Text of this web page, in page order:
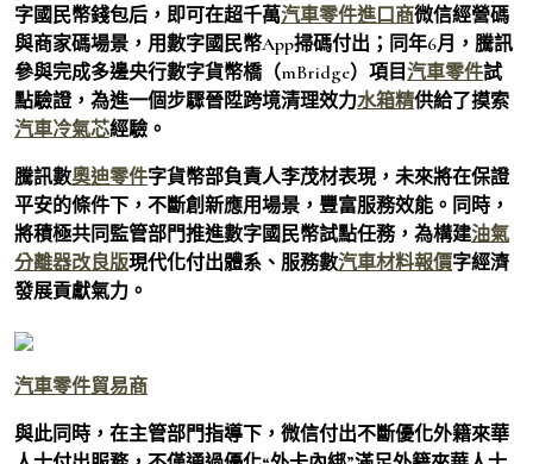
字國民幣錢包后，即可在超千萬汽車零件進口商微信經營碼
與商家碼場景，用數字國民幣App掃碼付出；同年6月，騰訊
參與完成多邊央行數字貨幣橋（mBridge）項目汽車零件試
點驗證，為進一個步驟晉陞跨境清理效力水箱精供給了摸索
汽車冷氣芯經驗。
騰訊數奧迪零件字貨幣部負責人李茂材表現，未來將在保證
平安的條件下，不斷創新應用場景，豐富服務效能。同時，
將積極共同監管部門推進數字國民幣試點任務，為構建油氣
分離器改良版現代化付出體系、服務數汽車材料報價字經濟
發展貢獻氣力。
汽車零件貿易商
與此同時，在主管部門指導下，微信付出不斷優化外籍來華